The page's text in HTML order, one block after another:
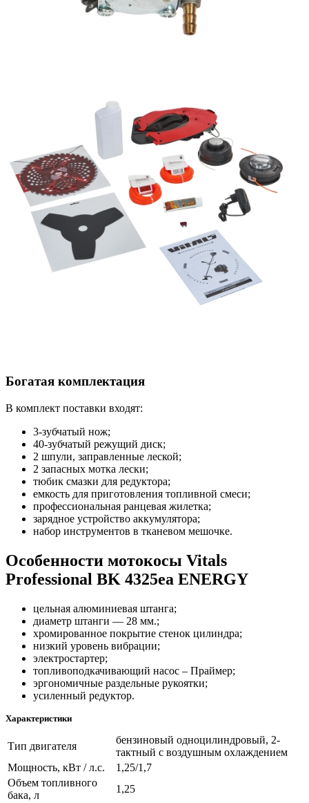
Богатая комплектация
В комплект поставки входят:
3-зубчатый нож;
40-зубчатый режущий диск;
2 шпули, заправленные леской;
2 запасных мотка лески;
тюбик смазки для редуктора;
емкость для приготовления топливной смеси;
профессиональная ранцевая жилетка;
зарядное устройство аккумулятора;
набор инструментов в тканевом мешочке.
Особенности мотокосы Vitals
Professional BK 4325ea ENERGY
цельная алюминиевая штанга;
диаметр штанги — 28 мм.;
хромированное покрытие стенок цилиндра;
низкий уровень вибрации;
электростартер;
топливоподкачивающий насос – Праймер;
эргономичные раздельные рукоятки;
усиленный редуктор.
Характеристики
Тип двигателя
бензиновый одноцилиндровый, 2-
тактный с воздушным охлаждением
Мощность, кВт / л.с.
1,25/1,7
Объем топливного
бака, л
1,25